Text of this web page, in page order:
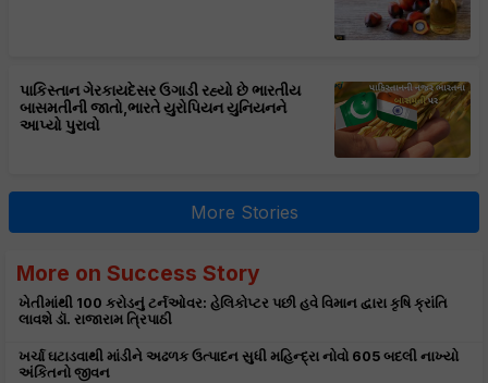
પાકિસ્તાન ગેરકાયદેસર ઉગાડી રહ્યો છે ભારતીય
બાસમતીની જાતો,ભારતે યુરોપિયન યુનિયનને
આપ્યો પુરાવો
More Stories
More on Success Story
ખેતીમાંથી 100 કરોડનું ટર્નઓવર: હેલિકોપ્ટર પછી હવે વિમાન દ્વારા કૃષિ ક્રાંતિ
લાવશે ડૉ. રાજારામ ત્રિપાઠી
ખર્ચા ઘટાડવાથી માંડીને અઢળક ઉત્પાદન સુધી મહિન્દ્રા નોવો 605 બદલી નાખ્યો
અંકિતનો જીવન